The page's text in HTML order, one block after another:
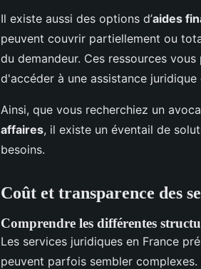
Il existe aussi des options d’aides
peuvent couvrir partiellement ou
du demandeur. Ces ressources
d'accéder à une assistance
Ainsi, que vous recherchiez un
affaires, il existe un éventail de
besoins.
Coût et transparence des
Comprendre les différentes
Les services juridiques en France
peuvent parfois sembler